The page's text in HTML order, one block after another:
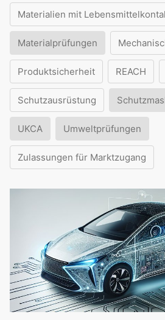
Materialien mit
Materialprüfungen
Produktsicherheit REACH
Schutzausrüstung
UKCA Umweltprüfungen
Zulassungen für Marktzugang